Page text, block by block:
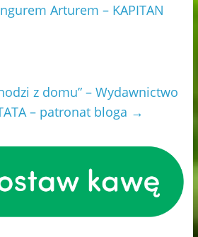
Arturem – KAPITAN
z domu” – Wydawnictwo
– patronat bloga →